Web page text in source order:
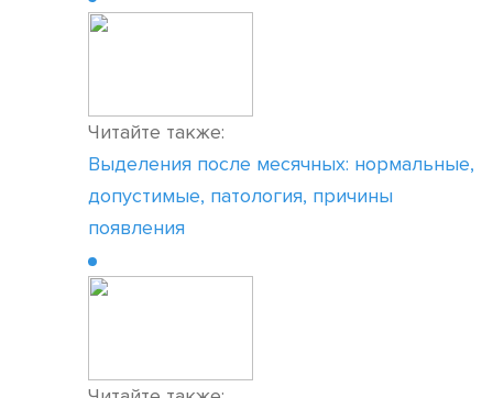
Читайте также:
Выделения после месячных: нормальные,
допустимые, патология, причины
появления